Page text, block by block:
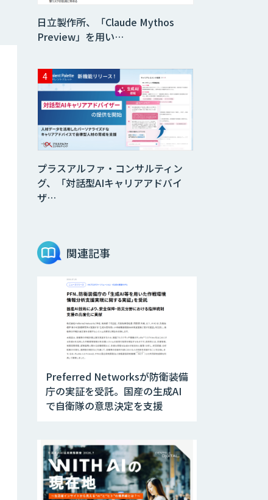
日立製作所、「Claude Mythos
Preview」を用い…
プラスアルファ・コンサルティン
グ、「対話型AIキャリアアドバイ
ザ…
関連記事
Preferred Networksが防衛装備
庁の実証を受託。国産の生成AI
で自衛隊の意思決定を支援